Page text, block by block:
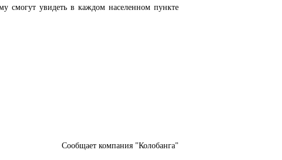
смогут увидеть в каждом населенном пункте
Сообщает компания "Колобанга"